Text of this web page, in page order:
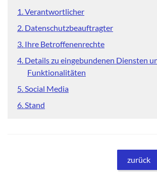
1. Verantwortlicher
2. Datenschutzbeauftragter
3. Ihre Betroffenenrechte
4. Details zu eingebundenen Diensten
Funktionalitäten
5. Social Media
6. Stand
zurück